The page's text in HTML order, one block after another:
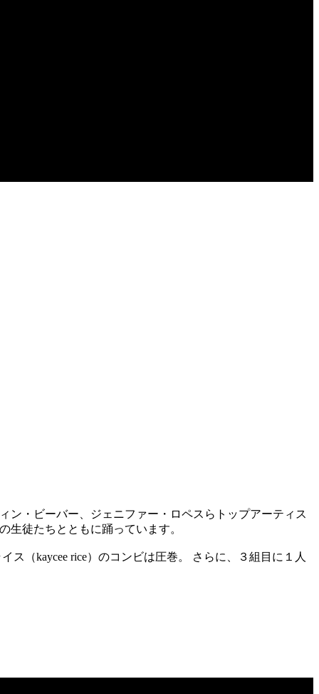
ン・ビーバー、ジェニファー・ロペスらトップアーティス
生徒たちとともに踊っています。
（kaycee rice）のコンビは圧巻。 さらに、３組目に１人